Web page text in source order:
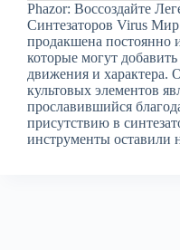
Phazor: Воссоздайте
Синтезаторов Virus
продакшена постоянно
которые могут
движения и характера.
культовых элементов
прославившийся
присутствию в
инструменты оставили